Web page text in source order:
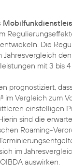
Die
Jahresvergleich
mit 3 bis 4
prognostiziert,
8 im Vergleich zum
einstelligen
sind die
Roaming-
im
auswirken.